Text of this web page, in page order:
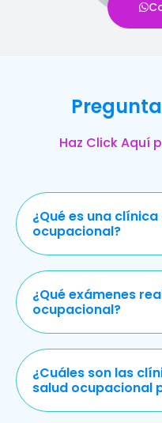
Haz Click Aquí
¿Qué es una
ocupacional?
¿Qué exámenes
ocupacional?
¿Cuáles son las
salud ocupacional